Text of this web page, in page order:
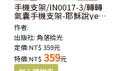
手機支架/IN0017-3/轉轉
氣囊手機支架-耶穌說yes
you are
作者:
出版社: 角落拾光
定價:NT$ 359元
特價:NT$ 359元